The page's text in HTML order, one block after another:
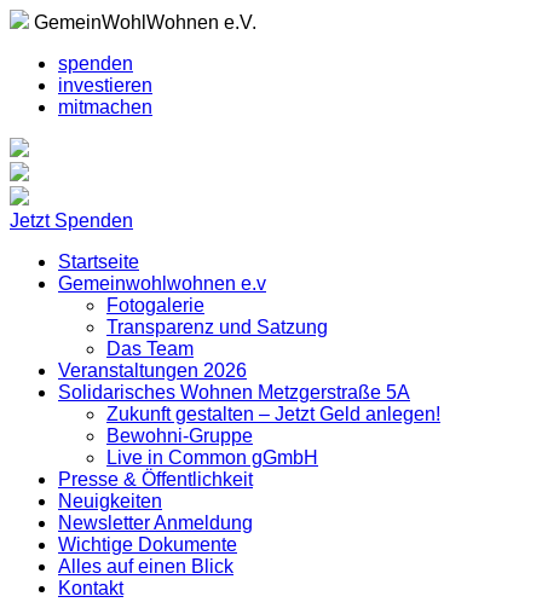
GemeinWohlWohnen e.V.
spenden
investieren
mitmachen
Jetzt Spenden
Startseite
Gemeinwohlwohnen e.v
Fotogalerie
Transparenz und Satzung
Das Team
Veranstaltungen 2026
Solidarisches Wohnen Metzgerstraße 5A
Zukunft gestalten – Jetzt Geld anlegen!
Bewohni-Gruppe
Live in Common gGmbH
Presse & Öffentlichkeit
Neuigkeiten
Newsletter Anmeldung
Wichtige Dokumente
Alles auf einen Blick
Kontakt